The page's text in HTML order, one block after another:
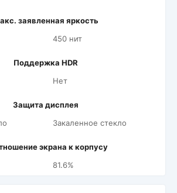
заявленная яркость
450 нит
Поддержка HDR
Нет
Защита дисплея
Закаленное стекло
экрана к корпусу
81.6%